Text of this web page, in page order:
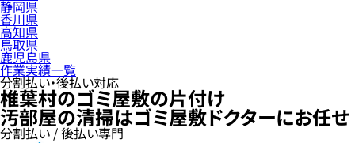
静岡県
香川県
高知県
鳥取県
鹿児島県
作業実績一覧
分割払い・後払い対応
椎葉村のゴミ屋敷の片付け
汚部屋の清掃はゴミ屋敷ドクターにお任せ
分割払い / 後払い専門